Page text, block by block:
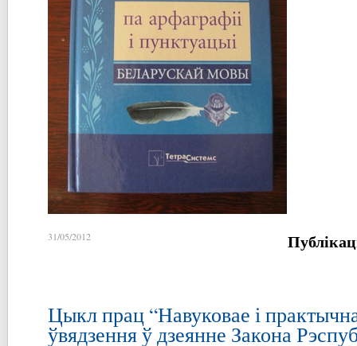
31/05/2012
Цыкл прац “Навуковае і
ўвядзення ў дзеянне Закона